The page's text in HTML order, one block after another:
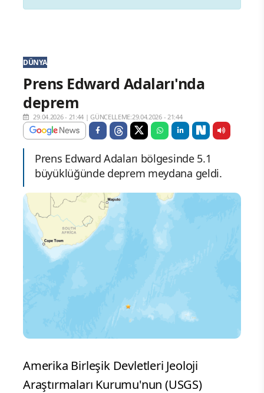
DÜNYA
Prens Edward Adaları'nda
deprem
29.04.2026 - 21:44 |GÜNCELLEME:29.04.2026 - 21:44
Prens Edward Adaları bölgesinde 5.1
büyüklüğünde deprem meydana geldi.
Amerika Birleşik Devletleri Jeoloji
Araştırmaları Kurumu'nun (USGS)